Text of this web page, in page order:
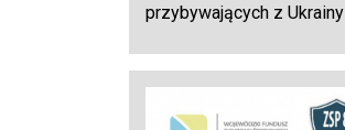
przybywających z Ukrainy